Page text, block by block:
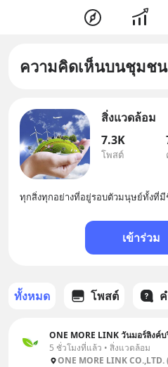
ความคิดเห็นบนชุมชน
สิ่งแวดล้อม
7.3K
โพสต์
ทุกสิ่งทุกอย่างที่อยู่รอบตัวมนุษย์ทั้งที่
เข้าร่วม
ทั้งหมด โพสต์
5 ชั่วโมงที่แล้ว • สิ่งแวดล้อม
ONE MORE LINK